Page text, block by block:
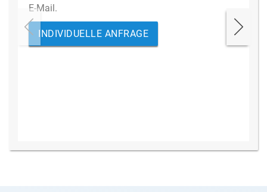
E-Mail.
INDIVIDUELLE ANFRAGE